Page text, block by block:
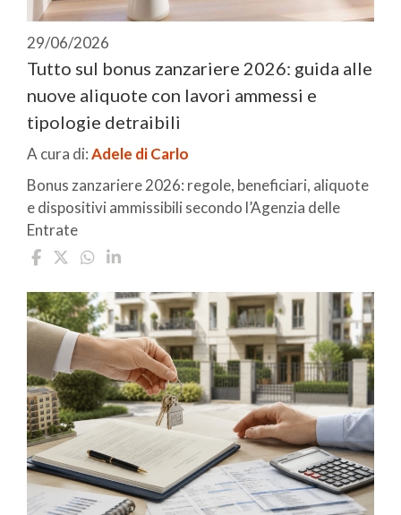
29/06/2026
Tutto sul bonus zanzariere 2026: guida alle
nuove aliquote con lavori ammessi e
tipologie detraibili
A cura di:Adele di Carlo
Bonus zanzariere 2026: regole, beneficiari, aliquote
e dispositivi ammissibili secondo l’Agenzia delle
Entrate